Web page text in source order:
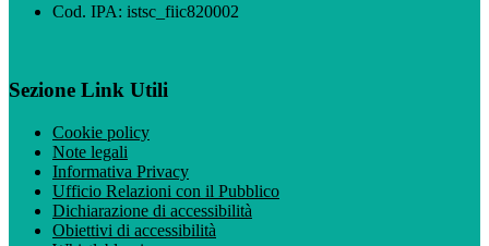
Cod. IPA: istsc_fiic820002
Sezione Link Utili
Cookie policy
Note legali
Informativa Privacy
Ufficio Relazioni con il Pubblico
Dichiarazione di accessibilità
Obiettivi di accessibilità